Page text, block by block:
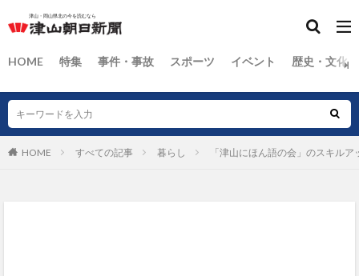
HOME 特集 事件・事故 スポーツ イベント 歴史・文化
HOME すべての記事 暮らし 「津山にほん語の会」のスキルア